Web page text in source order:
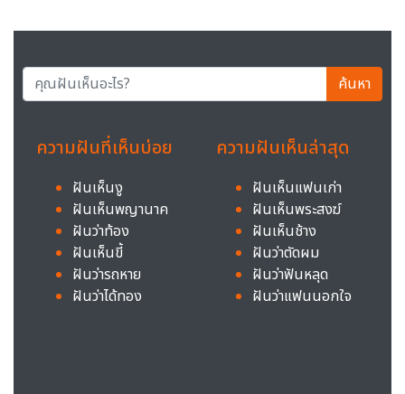
ค้นหา
ความฝันที่เห็นบ่อย
ฝันเห็นงู
ฝันเห็นพญานาค
ฝันว่าท้อง
ฝันเห็นขี้
ฝันว่ารถหาย
ฝันว่าได้ทอง
ความฝันเห็นล่าสุด
ฝันเห็นแฟนเก่า
ฝันเห็นพระสงฆ์
ฝันเห็นช้าง
ฝันว่าตัดผม
ฝันว่าฟันหลุด
ฝันว่าแฟนนอกใจ